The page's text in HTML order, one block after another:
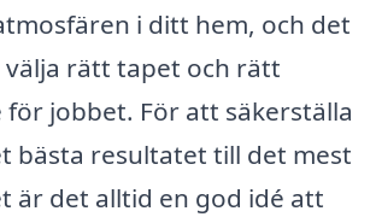
i ditt hem, och det
rätt tapet och rätt
jobbet. För att säkerställa
bästa resultatet till det mest
är det alltid en god idé att